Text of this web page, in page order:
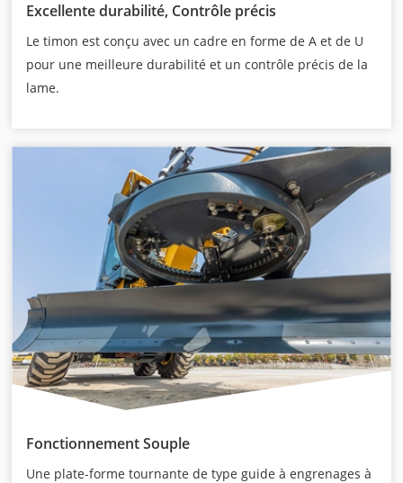
Excellente durabilité, Contrôle précis
Le timon est conçu avec un cadre en forme de A et de U
pour une meilleure durabilité et un contrôle précis de la
lame.
Fonctionnement Souple
Une plate-forme tournante de type guide à engrenages à